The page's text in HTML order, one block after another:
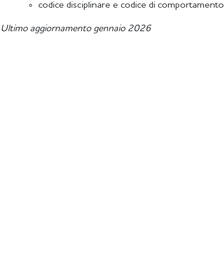
codice disciplinare e codice di comportamento
Ultimo aggiornamento gennaio 2026